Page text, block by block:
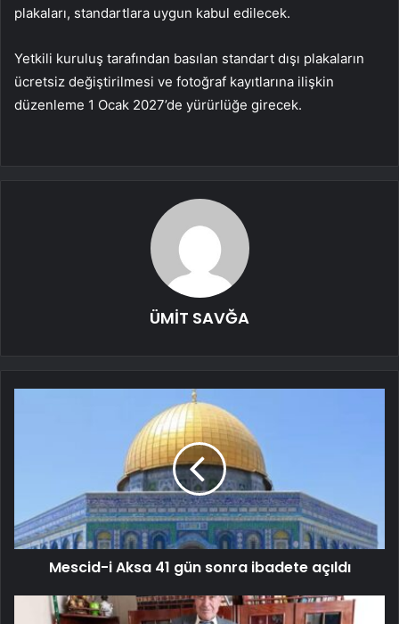
plakaları, standartlara uygun kabul edilecek.
Yetkili kuruluş tarafından basılan standart dışı plakaların
ücretsiz değiştirilmesi ve fotoğraf kayıtlarına ilişkin
düzenleme 1 Ocak 2027’de yürürlüğe girecek.
ÜMİT SAVĞA
Mescid-i Aksa 41 gün sonra ibadete açıldı